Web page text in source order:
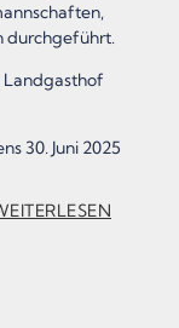
durchgeführt.
Landgasthof
30. Juni 2025